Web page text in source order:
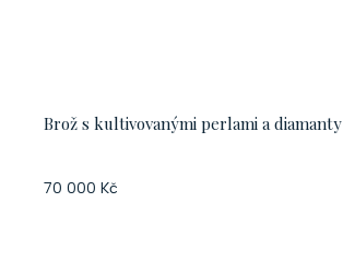
Brož s kultivovanými perlami a diamanty
70 000 Kč